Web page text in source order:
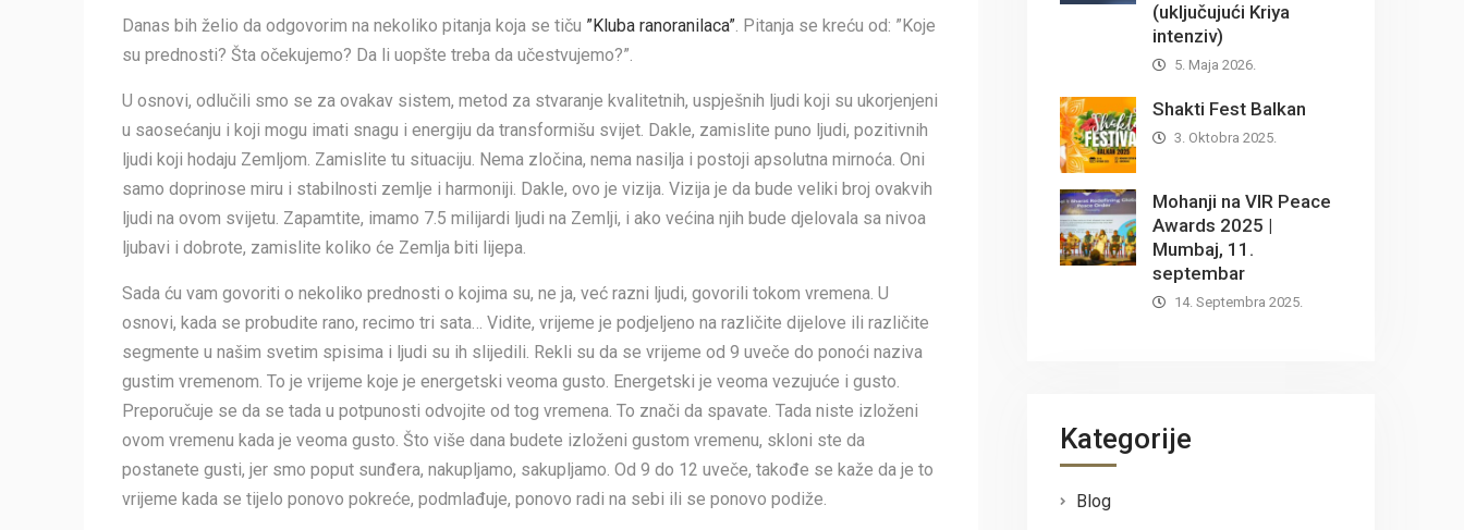
Danas bih želio da odgovorim na nekoliko pitanja koja se tiču ”Kluba ranoranilaca”. Pitanja se kreću od: ”Koje
su prednosti? Šta očekujemo? Da li uopšte treba da učestvujemo?”.
U osnovi, odlučili smo se za ovakav sistem, metod za stvaranje kvalitetnih, uspješnih ljudi koji su ukorjenjeni
u saosećanju i koji mogu imati snagu i energiju da transformišu svijet. Dakle, zamislite puno ljudi, pozitivnih
ljudi koji hodaju Zemljom. Zamislite tu situaciju. Nema zločina, nema nasilja i postoji apsolutna mirnoća. Oni
samo doprinose miru i stabilnosti zemlje i harmoniji. Dakle, ovo je vizija. Vizija je da bude veliki broj ovakvih
ljudi na ovom svijetu. Zapamtite, imamo 7.5 milijardi ljudi na Zemlji, i ako većina njih bude djelovala sa nivoa
ljubavi i dobrote, zamislite koliko će Zemlja biti lijepa.
Sada ću vam govoriti o nekoliko prednosti o kojima su, ne ja, već razni ljudi, govorili tokom vremena. U
osnovi, kada se probudite rano, recimo tri sata… Vidite, vrijeme je podjeljeno na različite dijelove ili različite
segmente u našim svetim spisima i ljudi su ih slijedili. Rekli su da se vrijeme od 9 uveče do ponoći naziva
gustim vremenom. To je vrijeme koje je energetski veoma gusto. Energetski je veoma vezujuće i gusto.
Preporučuje se da se tada u potpunosti odvojite od tog vremena. To znači da spavate. Tada niste izloženi
ovom vremenu kada je veoma gusto. Što više dana budete izloženi gustom vremenu, skloni ste da
postanete gusti, jer smo poput sunđera, nakupljamo, sakupljamo. Od 9 do 12 uveče, takođe se kaže da je to
vrijeme kada se tijelo ponovo pokreće, podmlađuje, ponovo radi na sebi ili se ponovo podiže.
(uključujući Kriya
intenziv)
5. Maja 2026.
Shakti Fest Balkan
3. Oktobra 2025.
Mohanji na VIR Peace
Awards 2025 |
Mumbaj, 11.
septembar
14. Septembra 2025.
Kategorije
Blog